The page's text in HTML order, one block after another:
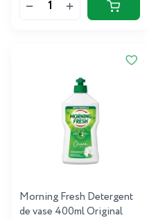
Morning Fresh Detergent
de vase 400ml Original